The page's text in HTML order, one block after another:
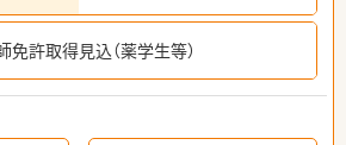
免許取得見込（薬学生等）